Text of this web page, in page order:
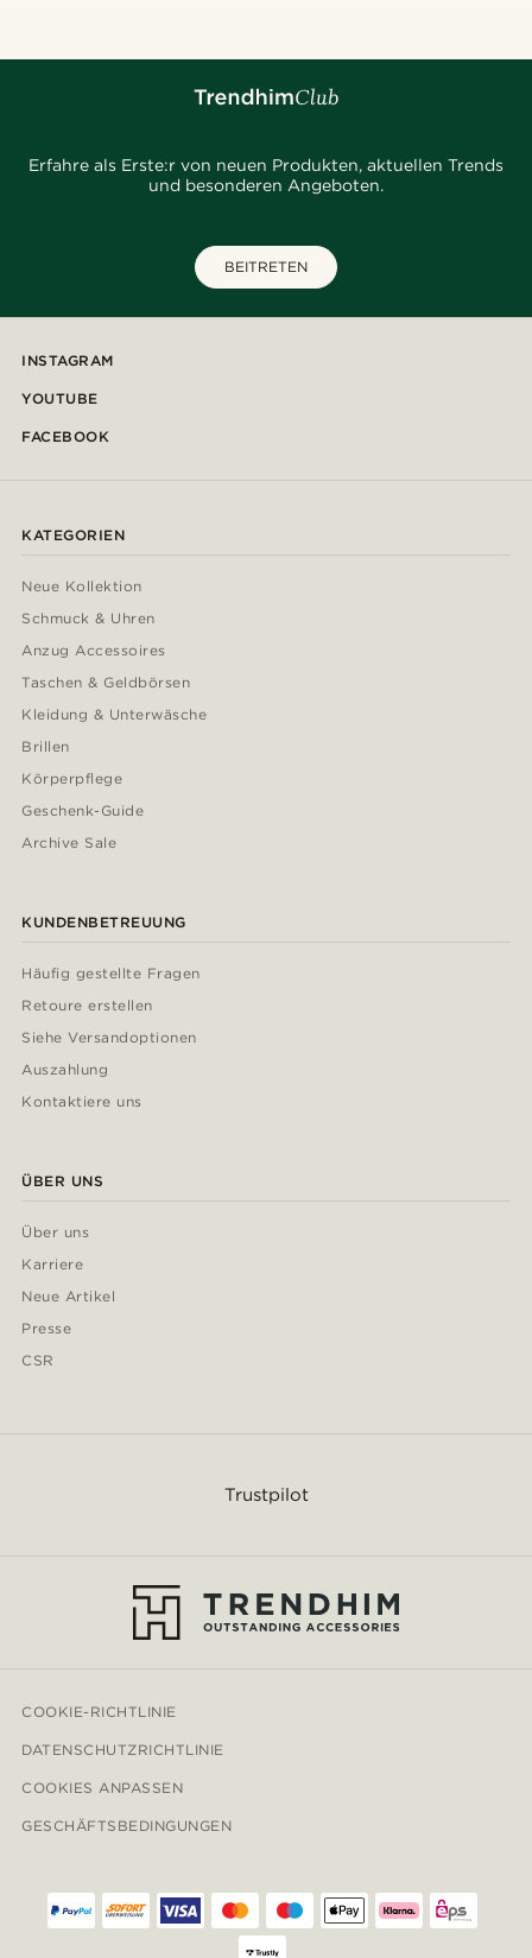
Erfahre als Erste:r von neuen Produkten, aktuellen Trends
und besonderen Angeboten.
BEITRETEN
INSTAGRAM
YOUTUBE
FACEBOOK
KATEGORIEN
Neue Kollektion
Schmuck & Uhren
Anzug Accessoires
Taschen & Geldbörsen
Kleidung & Unterwäsche
Brillen
Körperpflege
Geschenk-Guide
Archive Sale
KUNDENBETREUUNG
Häufig gestellte Fragen
Retoure erstellen
Siehe Versandoptionen
Auszahlung
Kontaktiere uns
ÜBER UNS
Über uns
Karriere
Neue Artikel
Presse
CSR
Trustpilot
COOKIE-RICHTLINIE
DATENSCHUTZRICHTLINIE
COOKIES ANPASSEN
GESCHÄFTSBEDINGUNGEN